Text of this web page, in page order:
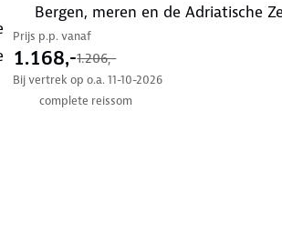
bergen, meren en de Adriatische
Prijs p.p. vanaf
1.168,-1.206,-
Bij vertrek op o.a. 11-10-2026
complete reissom